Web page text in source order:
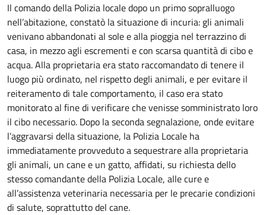
Il comando della Polizia locale dopo un primo sopralluogo
nell’abitazione, constatò la situazione di incuria: gli animali
venivano abbandonati al sole e alla pioggia nel terrazzino di
casa, in mezzo agli escrementi e con scarsa quantità di cibo e
acqua. Alla proprietaria era stato raccomandato di tenere il
luogo più ordinato, nel rispetto degli animali, e per evitare il
reiteramento di tale comportamento, il caso era stato
monitorato al fine di verificare che venisse somministrato loro
il cibo necessario. Dopo la seconda segnalazione, onde evitare
l’aggravarsi della situazione, la Polizia Locale ha
immediatamente provveduto a sequestrare alla proprietaria
gli animali, un cane e un gatto, affidati, su richiesta dello
stesso comandante della Polizia Locale, alle cure e
all’assistenza veterinaria necessaria per le precarie condizioni
di salute, soprattutto del cane.